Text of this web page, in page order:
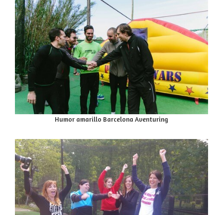
Humor amarillo Barcelona Aventuring